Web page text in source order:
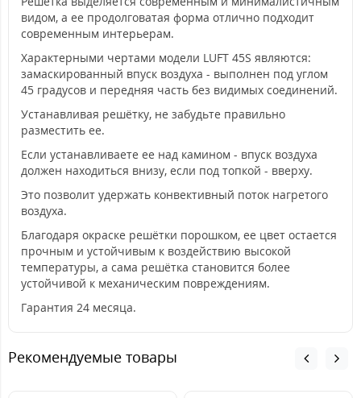
видом, а ее продолговатая форма отлично подходит
современным интерьерам.
Характерными чертами модели LUFT 45S являются:
замаскированный впуск воздуха - выполнен под углом
45 градусов и передняя часть без видимых соединений.
Устанавливая решётку, не забудьте правильно
разместить ее.
Если устанавливаете ее над камином - впуск воздуха
должен находиться внизу, если под топкой - вверху.
Это позволит удержать конвективный поток нагретого
воздуха.
Благодаря окраске решётки порошком, ее цвет остается
прочным и устойчивым к воздействию высокой
температуры, а сама решётка становится более
устойчивой к механическим повреждениям.
Гарантия 24 месяца.
Рекомендуемые товары